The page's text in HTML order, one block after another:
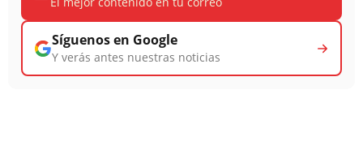
Síguenos en Google
Y verás antes nuestras noticias